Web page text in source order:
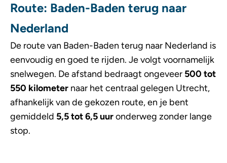
Route: Baden-Baden terug naar
Nederland
De route van Baden-Baden terug naar Nederland is
eenvoudig en goed te rijden. Je volgt voornamelijk
snelwegen. De afstand bedraagt ongeveer 500 tot
550 kilometer naar het centraal gelegen Utrecht,
afhankelijk van de gekozen route, en je bent
gemiddeld 5,5 tot 6,5 uuronderweg zonder lange
stop.